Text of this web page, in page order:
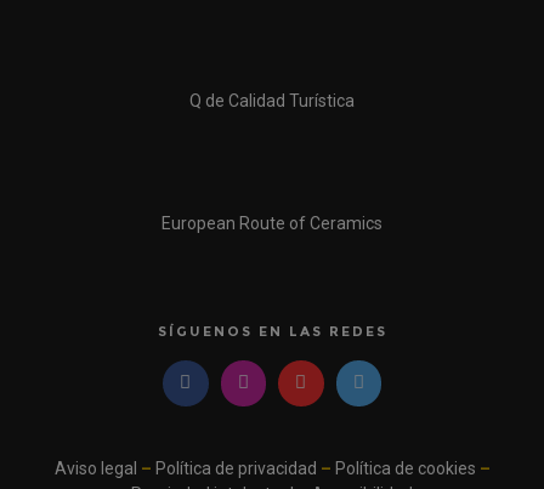
Q de Calidad Turística
European Route of Ceramics
SÍGUENOS EN LAS REDES
Aviso legal – Política de privacidad – Política de cookies –